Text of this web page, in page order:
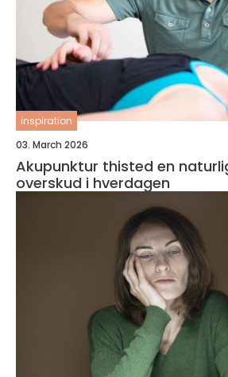
inspiration
03. March 2026
Akupunktur thisted en naturlig vej til mere
overskud i hverdagen